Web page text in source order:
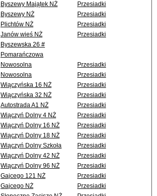
Byszewy Majątek NŻ
Przesiadki
Byszewy NŻ
Przesiadki
Plichtów NŻ
Przesiadki
Janów wieś NŻ
Przesiadki
Byszewska 26 #
Pomarańczowa
Nowosolna
Przesiadki
Nowosolna
Przesiadki
Wiączyńska 16 NŻ
Przesiadki
Wiączyńska 32 NŻ
Przesiadki
Autostrada A1 NŻ
Przesiadki
Wiączyń Dolny 4 NŻ
Przesiadki
Wiączyń Dolny 16 NŻ
Przesiadki
Wiączyń Dolny 18 NŻ
Przesiadki
Wiączyń Dolny Szkoła
Przesiadki
Wiączyń Dolny 42 NŻ
Przesiadki
Wiączyń Dolny 96 NŻ
Przesiadki
Gajcego 121 NŻ
Przesiadki
Gajcego NŻ
Przesiadki